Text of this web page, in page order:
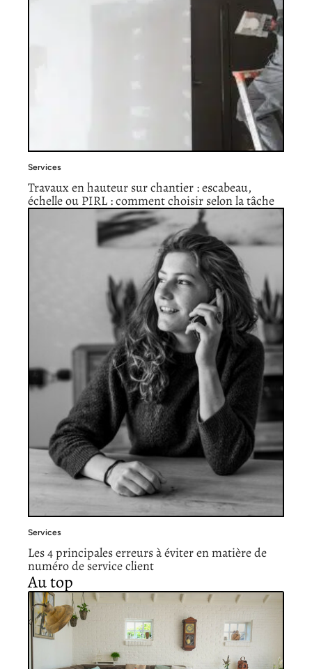
Services
Travaux en hauteur sur chantier : escabeau,
échelle ou PIRL : comment choisir selon la tâche
Services
Les 4 principales erreurs à éviter en matière de
numéro de service client
Au top